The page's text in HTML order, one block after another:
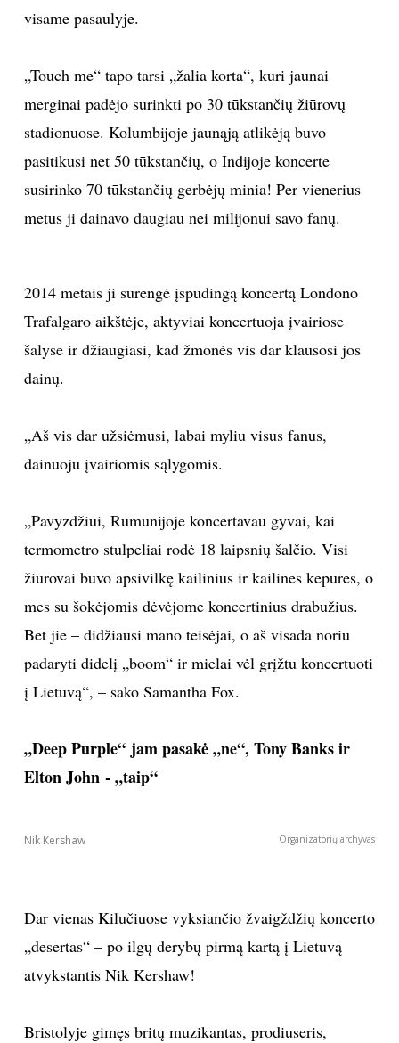
visame pasaulyje.
„Touch me“ tapo tarsi „žalia korta“, kuri jaunai
merginai padėjo surinkti po 30 tūkstančių žiūrovų
stadionuose. Kolumbijoje jaunąją atlikėją buvo
pasitikusi net 50 tūkstančių, o Indijoje koncerte
susirinko 70 tūkstančių gerbėjų minia! Per vienerius
metus ji dainavo daugiau nei milijonui savo fanų.
2014 metais ji surengė įspūdingą koncertą Londono
Trafalgaro aikštėje, aktyviai koncertuoja įvairiose
šalyse ir džiaugiasi, kad žmonės vis dar klausosi jos
dainų.
„Aš vis dar užsiėmusi, labai myliu visus fanus,
dainuoju įvairiomis sąlygomis.
„Pavyzdžiui, Rumunijoje koncertavau gyvai, kai
termometro stulpeliai rodė 18 laipsnių šalčio. Visi
žiūrovai buvo apsivilkę kailinius ir kailines kepures, o
mes su šokėjomis dėvėjome koncertinius drabužius.
Bet jie – didžiausi mano teisėjai, o aš visada noriu
padaryti didelį „boom“ ir mielai vėl grįžtu koncertuoti
į Lietuvą“, – sako Samantha Fox.
„Deep Purple“ jam pasakė „ne“, Tony Banks ir
Elton John - „taip“
Nik Kershaw Organizatorių archyvas
Dar vienas Kilučiuose vyksiančio žvaigždžių koncerto
„desertas“ – po ilgų derybų pirmą kartą į Lietuvą
atvykstantis Nik Kershaw!
Bristolyje gimęs britų muzikantas, prodiuseris,